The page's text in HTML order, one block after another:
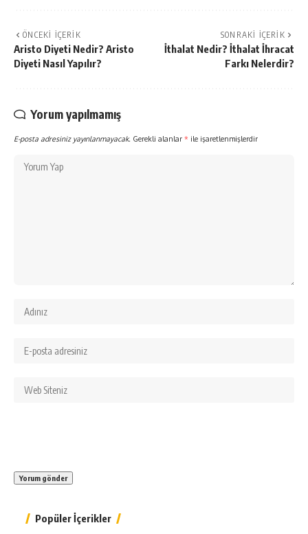
ÖNCEKI İÇERIK
Aristo Diyeti Nedir? Aristo
Diyeti Nasıl Yapılır?
SONRAKI İÇERIK
İthalat Nedir? İthalat İhracat
Farkı Nelerdir?
Yorum yapılmamış
E-posta adresiniz yayınlanmayacak. Gerekli alanlar * ile işaretlenmişlerdir
Popüler İçerikler